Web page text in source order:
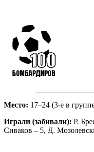
Место: 17–24 (3-е в
Играли (забивали): Р.
Сиваков – 5, Д.